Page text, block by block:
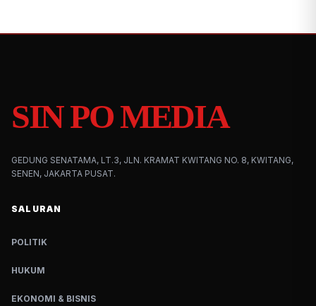
SIN PO MEDIA
GEDUNG SENATAMA, LT.3, JLN. KRAMAT KWITANG NO. 8, KWITANG,
SENEN, JAKARTA PUSAT.
SALURAN
POLITIK
HUKUM
EKONOMI & BISNIS